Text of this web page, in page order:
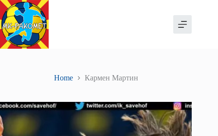
Skip
to
content
Home Кармен Мартин